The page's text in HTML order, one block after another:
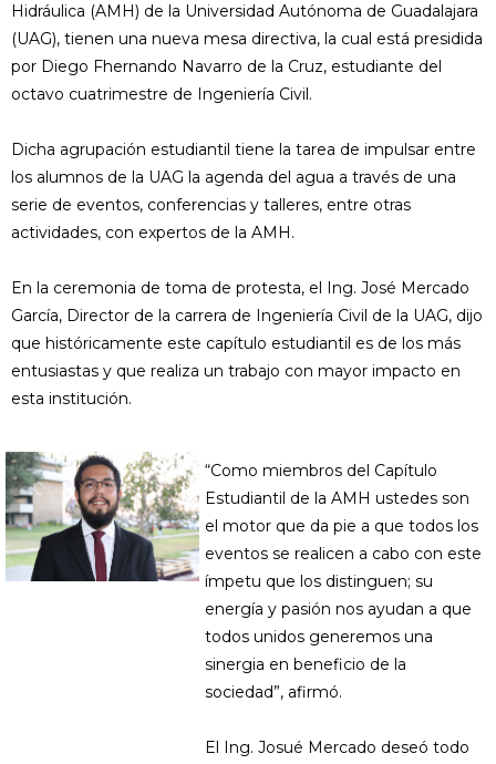
Hidráulica (AMH) de la Universidad Autónoma de Guadalajara
(UAG), tienen una nueva mesa directiva, la cual está presidida
por Diego Fhernando Navarro de la Cruz, estudiante del
octavo cuatrimestre de Ingeniería Civil.
Dicha agrupación estudiantil tiene la tarea de impulsar entre
los alumnos de la UAG la agenda del agua a través de una
serie de eventos, conferencias y talleres, entre otras
actividades, con expertos de la AMH.
En la ceremonia de toma de protesta, el Ing. José Mercado
García, Director de la carrera de Ingeniería Civil de la UAG, dijo
que históricamente este capítulo estudiantil es de los más
entusiastas y que realiza un trabajo con mayor impacto en
esta institución.
“Como miembros del Capítulo
Estudiantil de la AMH ustedes son
el motor que da pie a que todos los
eventos se realicen a cabo con este
ímpetu que los distinguen; su
energía y pasión nos ayudan a que
todos unidos generemos una
sinergia en beneficio de la
sociedad”, afirmó.
El Ing. Josué Mercado deseó todo